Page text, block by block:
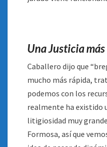
Una Justicia
Caballero dijo que
mucho más rápida,
podemos con los
realmente ha existido
litigiosidad muy
Formosa, así que